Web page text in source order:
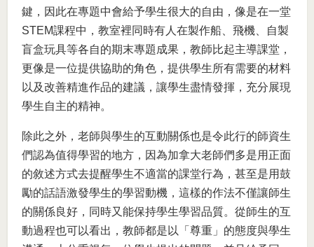
鍵，因此在專題中會給予學生很大的自由，像是在一堂
STEM課程中，教室裡同時有人在製作船、飛機、自製
盲盒玩具等各自的期末專題成果，教師比起主導課堂，
更像是一位提供協助的角色，提供學生所有需要的材料
以及改善精進作品的建議，讓學生盡情發揮，充分展現
學生自主的精神。
除此之外，老師與學生的互動關係也是令此行的師資生
們認為值得學習的地方，因為加拿大老師們多是用正面
的敘述方式去提醒學生不適當的課堂行為，甚至是用鼓
勵的話語激發學生的學習動機，這樣的作法不僅讓師生
的關係良好，同時又能保持學生學習品質。從師生的互
動過程也可以看出，教師都是以「尊重」的態度與學生